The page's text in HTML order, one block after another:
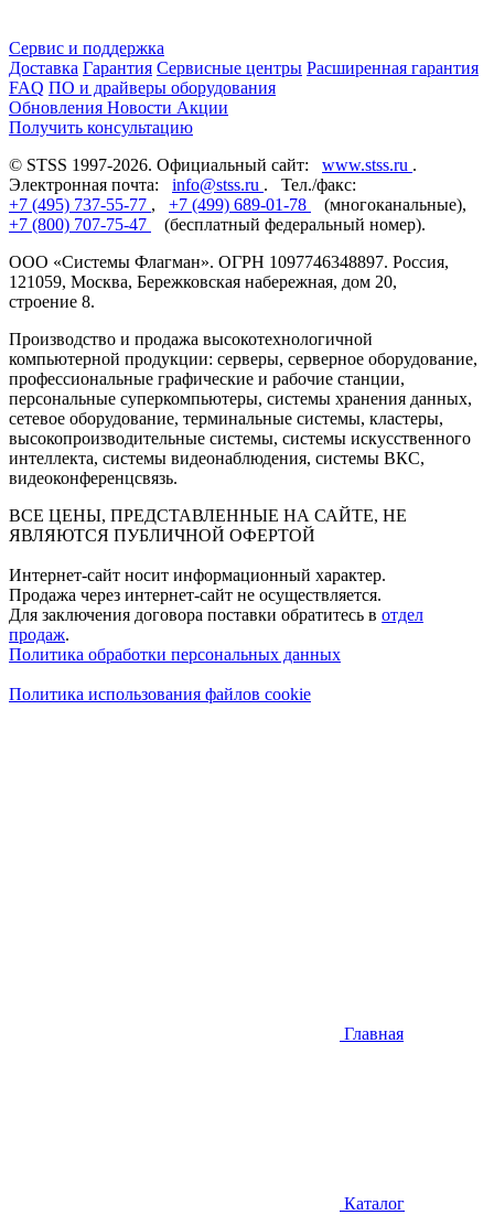
Сервис и поддержка
Доставка Гарантия Сервисные центры Расширенная гарантия
FAQ ПО и драйверы оборудования
Обновления Новости Акции
Получить консультацию
© STSS 1997-2026. Официальный сайт: www.stss.ru .
Электронная почта: info@stss.ru . Тел./факс:
+7 (495) 737-55-77 , +7 (499) 689-01-78
(многоканальные),
+7 (800) 707-75-47
(бесплатный федеральный номер).
ООО «Системы Флагман». ОГРН 1097746348897. Россия,
121059, Москва, Бережковская набережная, дом 20,
строение 8.
Производство и продажа высокотехнологичной
компьютерной продукции: серверы, серверное оборудование,
профессиональные графические и рабочие станции,
персональные суперкомпьютеры, системы хранения данных,
сетевое оборудование, терминальные системы, кластеры,
высокопроизводительные системы, системы искусственного
интеллекта, системы видеонаблюдения, системы ВКС,
видеоконференцсвязь.
ВСЕ ЦЕНЫ, ПРЕДСТАВЛЕННЫЕ НА САЙТЕ, НЕ
ЯВЛЯЮТСЯ ПУБЛИЧНОЙ ОФЕРТОЙ
Интернет-сайт носит информационный характер.
Продажа через интернет-сайт не осуществляется.
Для заключения договора поставки обратитесь в отдел
продаж.
Политика обработки персональных данных
Политика использования файлов cookie
Главная
Каталог